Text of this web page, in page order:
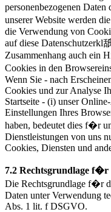
personenbezogenen
unserer Website werden
die Verwendung von
auf diese Datenschutzerkl
Zusammenhang auch ein
Cookies in den
Wenn Sie - nach
Cookies und zur Analyse
Startseite - (i) unser
Einstellungen Ihres
haben, bedeutet dies f�r
Dienstleistungen von uns
Cookies, Diensten und
7.2 Rechtsgrundlage
Die Rechtsgrundlage f�r
Daten unter Verwendung
Abs. 1 lit. f DSGVO.